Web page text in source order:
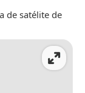
de satélite de